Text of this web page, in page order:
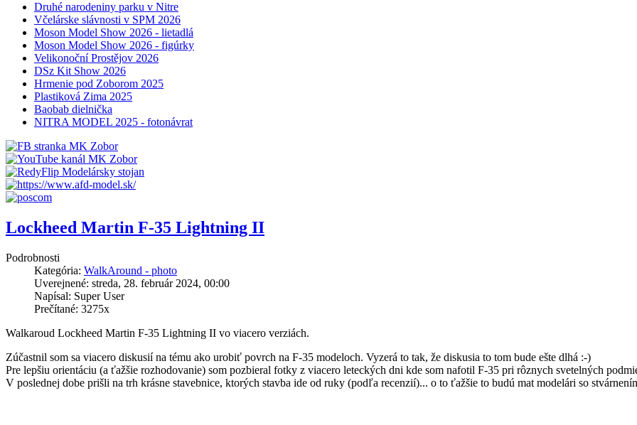
Druhé narodeniny parku v Nitre
Včelárske slávnosti v SPM 2026
Moson Model Show 2026 - lietadlá
Moson Model Show 2026 - figúrky
Velikonoční Prostějov 2026
DSz Kit Show 2026
Hrmenie pod Zoborom 2025
Plastiková Zima 2025
Baobab dielnička
NITRA MODEL 2025 - fotonávrat
Lockheed Martin F-35 Lightning II
Podrobnosti
Kategória: WalkAround - photo
Uverejnené: streda, 28. február 2024, 00:00
Napísal: Super User
Prečítané: 3275x
Walkaroud Lockheed Martin F-35 Lightning II vo viacero verziách.
Zúčastnil som sa viacero diskusií na tému ako urobiť povrch na F-35 modeloch. Vyzerá to tak, že diskusia to tom bude ešte dlhá :-)
Pre lepšiu orientáciu (a ťažšie rozhodovanie) som pozbieral fotky z viacero leteckých dni kde som nafotil F-35 pri rôznych svetelných
V poslednej dobe prišli na trh krásne stavebnice, ktorých stavba ide od ruky (podľa recenzií)... o to ťažšie to budú mat modelári so